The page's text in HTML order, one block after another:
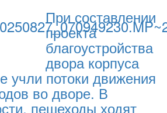
При составлении
проекта
благоустройства
двора корпуса
учли потоки движения
во дворе. В
пешеходы ходят